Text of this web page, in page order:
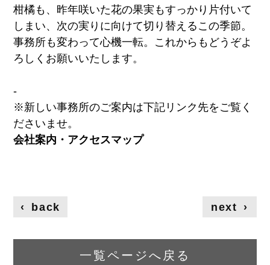
柑橘も、昨年咲いた花の果実もすっかり片付いて
しまい、次の実りに向けて切り替えるこの季節。
事務所も変わって心機一転。これからもどうぞよ
ろしくお願いいたします。
-
※新しい事務所のご案内は下記リンク先をご覧く
ださいませ。
会社案内・アクセスマップ
‹ back next ›
一覧ページへ戻る